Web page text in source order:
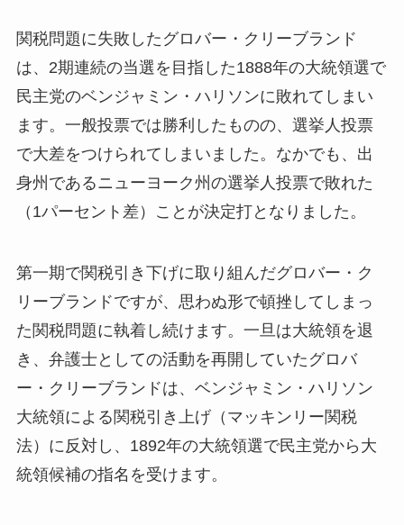
関税問題に失敗したグロバー・クリーブランド
は、2期連続の当選を目指した1888年の大統領選で
民主党のベンジャミン・ハリソンに敗れてしまい
ます。一般投票では勝利したものの、選挙人投票
で大差をつけられてしまいました。なかでも、出
身州であるニューヨーク州の選挙人投票で敗れた
（1パーセント差）ことが決定打となりました。
第一期で関税引き下げに取り組んだグロバー・ク
リーブランドですが、思わぬ形で頓挫してしまっ
た関税問題に執着し続けます。一旦は大統領を退
き、弁護士としての活動を再開していたグロバ
ー・クリーブランドは、ベンジャミン・ハリソン
大統領による関税引き上げ（マッキンリー関税
法）に反対し、1892年の大統領選で民主党から大
統領候補の指名を受けます。